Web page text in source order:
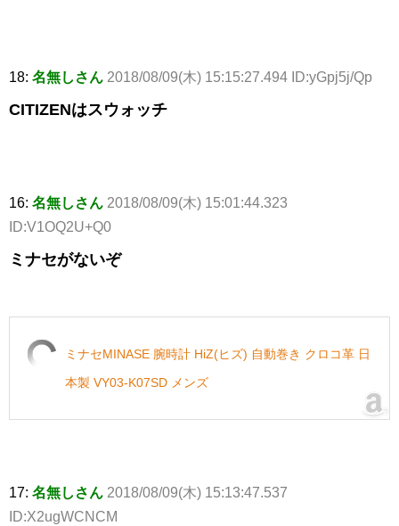
18: 名無しさん 2018/08/09(木) 15:15:27.494 ID:yGpj5j/Qp
CITIZENはスウォッチ
16: 名無しさん 2018/08/09(木) 15:01:44.323
ID:V1OQ2U+Q0
ミナセがないぞ
ミナセMINASE 腕時計 HiZ(ヒズ) 自動巻き クロコ革 日
本製 VY03-K07SD メンズ
17: 名無しさん 2018/08/09(木) 15:13:47.537
ID:X2ugWCNCM